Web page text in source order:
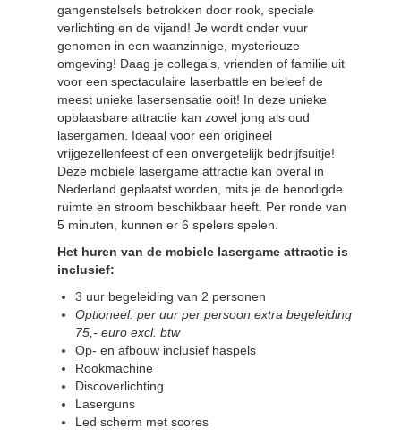
gangenstelsels betrokken door rook, speciale
verlichting en de vijand! Je wordt onder vuur
genomen in een waanzinnige, mysterieuze
omgeving! Daag je collega’s, vrienden of familie uit
voor een spectaculaire laserbattle en beleef de
meest unieke lasersensatie ooit! In deze unieke
opblaasbare attractie kan zowel jong als oud
lasergamen. Ideaal voor een origineel
vrijgezellenfeest of een onvergetelijk bedrijfsuitje!
Deze mobiele lasergame attractie kan overal in
Nederland geplaatst worden, mits je de benodigde
ruimte en stroom beschikbaar heeft. Per ronde van
5 minuten, kunnen er 6 spelers spelen.
Het huren van de mobiele lasergame attractie is
inclusief:
3 uur begeleiding van 2 personen
Optioneel: per uur per persoon extra begeleiding
75,- euro excl. btw
Op- en afbouw inclusief haspels
Rookmachine
Discoverlichting
Laserguns
Led scherm met scores